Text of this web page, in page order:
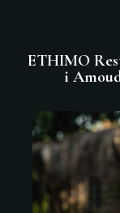
ETHIMO
i